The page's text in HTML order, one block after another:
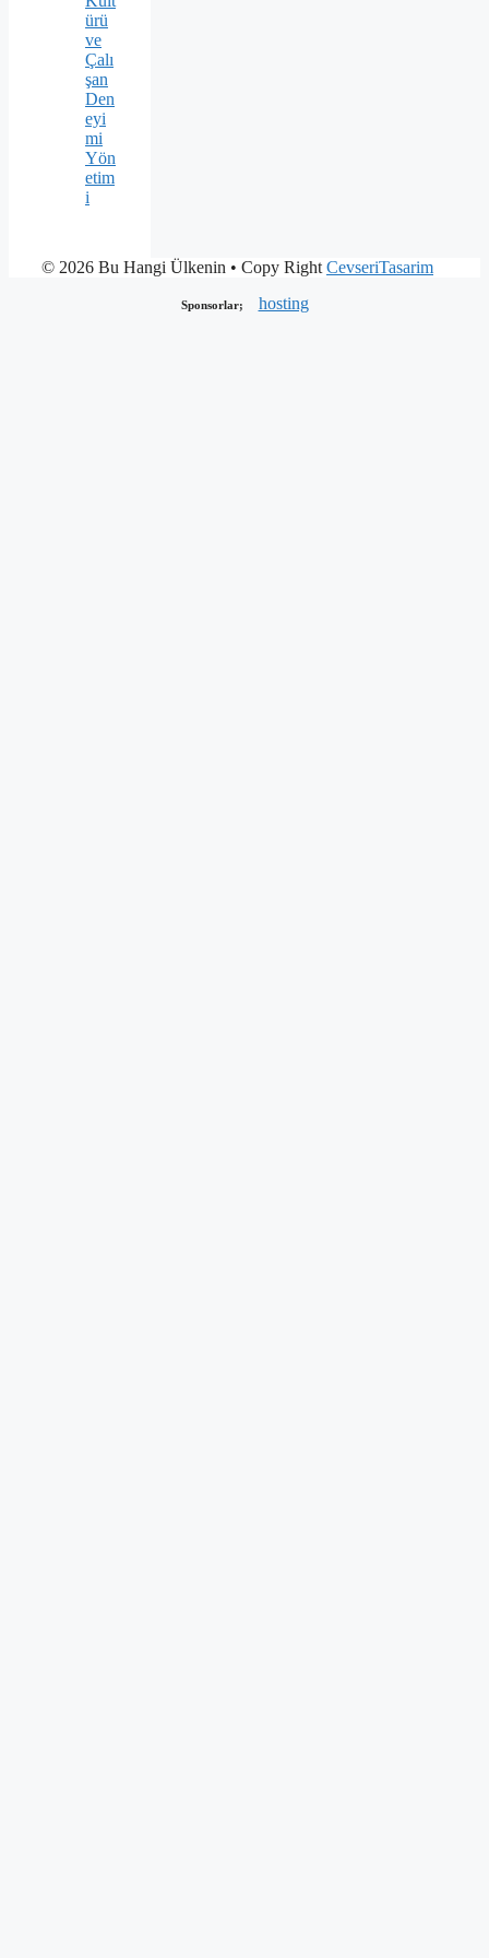
ürü
ve
Çalı
şan
Den
eyi
mi
Yön
etim
i
© 2026 Bu Hangi Ülkenin • Copy Right CevseriTasarim
Sponsorlar; hosting